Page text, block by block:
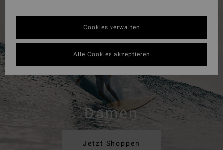
Damen
Jetzt Shoppen
Cookies verwalten
Alle Cookies akzeptieren